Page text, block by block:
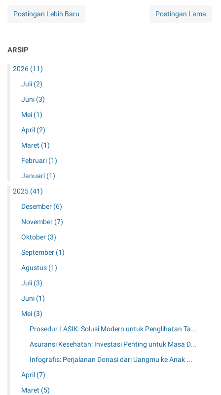
Postingan Lebih Baru Postingan Lama
ARSIP
2026 (11)
Juli (2)
Juni (3)
Mei (1)
April (2)
Maret (1)
Februari (1)
Januari (1)
2025 (41)
Desember (6)
November (7)
Oktober (3)
September (1)
Agustus (1)
Juli (3)
Juni (1)
Mei (3)
Prosedur LASIK: Solusi Modern untuk Penglihatan Ta...
Asuransi Kesehatan: Investasi Penting untuk Masa D...
Infografis: Perjalanan Donasi dari Uangmu ke Anak ...
April (7)
Maret (5)